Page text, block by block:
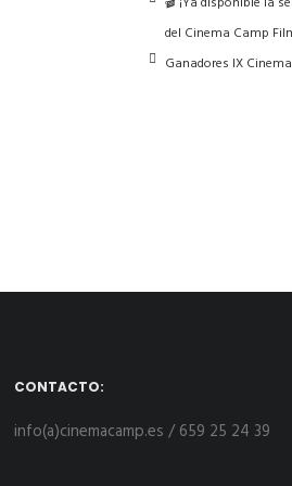
del Cinema Camp
Ganadores IX
CONTACTO:
info(a)cinemacamp.es / 659 25 24 39